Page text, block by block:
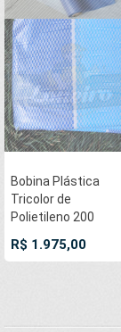
Bobina Plástica
Tricolor de
Polietileno 200
medida 100,0 x
R$ 1.975,00